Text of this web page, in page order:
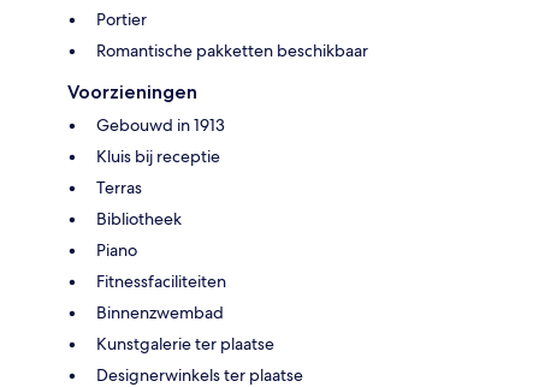
Portier
Romantische pakketten beschikbaar
Voorzieningen
Gebouwd in 1913
Kluis bij receptie
Terras
Bibliotheek
Piano
Fitnessfaciliteiten
Binnenzwembad
Kunstgalerie ter plaatse
Designerwinkels ter plaatse